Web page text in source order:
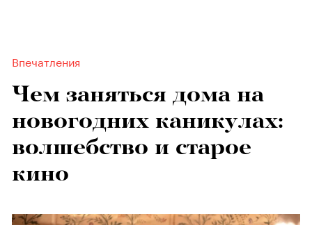
Впечатления
Чем заняться дома на
новогодних каникулах:
волшебство и старое
кино